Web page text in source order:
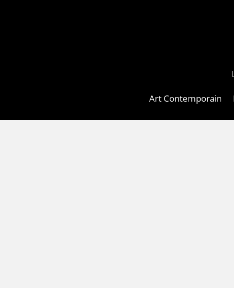
Art Contemporain